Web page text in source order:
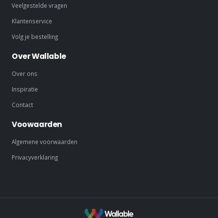
Veelgestelde vragen
Klantenservice
Volg je bestelling
Over Wallable
Over ons
Inspiratie
Contact
Voowaarden
Algemene voorwaarden
Privacyverklaring